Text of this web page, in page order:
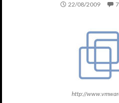
22/08/2009
http://